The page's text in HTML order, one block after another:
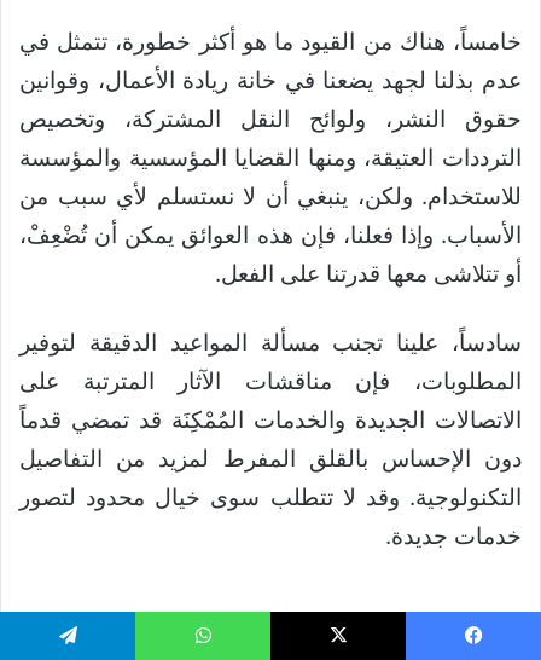
خامساً، هناك من القيود ما هو أكثر خطورة، تتمثل في
عدم بذلنا لجهد يضعنا في خانة ريادة الأعمال، وقوانين
حقوق النشر، ولوائح النقل المشتركة، وتخصيص
الترددات العتيقة، ومنها القضايا المؤسسية والمؤسسة
للاستخدام. ولكن، ينبغي أن لا نستسلم لأي سبب من
الأسباب. وإذا فعلنا، فإن هذه العوائق يمكن أن تُضْعِفْ،
أو تتلاشى معها قدرتنا على الفعل.
سادساً، علينا تجنب مسألة المواعيد الدقيقة لتوفير
المطلوبات، فإن مناقشات الآثار المترتبة على
الاتصالات الجديدة والخدمات المُمْكِنَة قد تمضي قدماً
دون الإحساس بالقلق المفرط لمزيد من التفاصيل
التكنولوجية. وقد لا تتطلب سوى خيال محدود لتصور
خدمات جديدة.